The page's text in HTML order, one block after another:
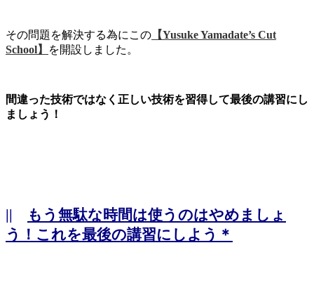
その問題を解決する為にこの 【Yusuke Yamadate’s Cut
School】
を開設しました。
間違った技術ではなく正しい技術を習得して最後の講習にし
ましょう！
||
もう無駄な時間は使うのはやめましょ
う！これを最後の講習にしよう＊